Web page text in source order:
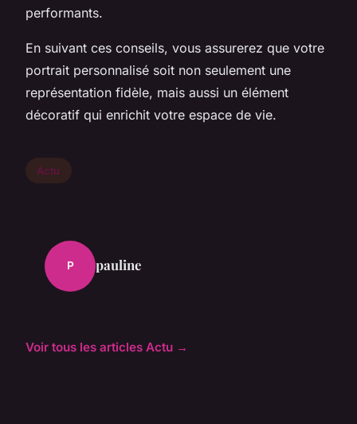
performants.
En suivant ces conseils, vous assurerez que votre
portrait personnalisé soit non seulement une
représentation fidèle, mais aussi un élément
décoratif qui enrichit votre espace de vie.
Actu
P pauline
Voir tous les articles Actu →